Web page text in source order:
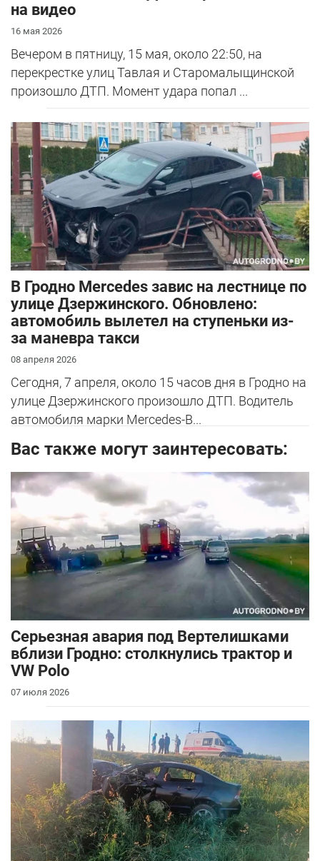
на видео
16 мая 2026
Вечером в пятницу, 15 мая, около 22:50, на
перекрестке улиц Тавлая и Старомалыщинской
произошло ДТП. Момент удара попал ...
В Гродно Mercedes завис на лестнице по
улице Дзержинского. Обновлено:
автомобиль вылетел на ступеньки из-
за маневра такси
08 апреля 2026
Сегодня, 7 апреля, около 15 часов дня в Гродно на
улице Дзержинского произошло ДТП. Водитель
автомобиля марки Mercedes-B...
Вас также могут заинтересовать:
Серьезная авария под Вертелишками
вблизи Гродно: столкнулись трактор и
VW Polo
07 июля 2026